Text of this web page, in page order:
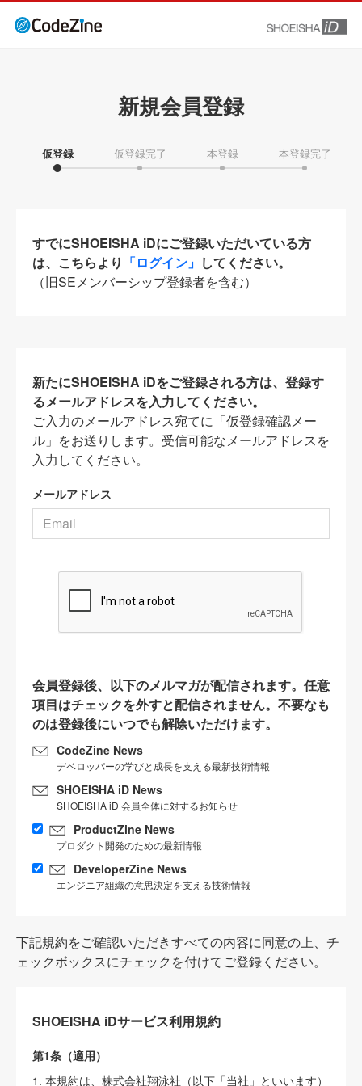
新規会員登録
仮登録 仮登録完了 本登録 本登録完了
すでにSHOEISHA iDにご登録いただいている方
は、こちらより 「ログイン」 してください。
（旧SEメンバーシップ登録者を含む）
新たにSHOEISHA iDをご登録される方は、登録す
るメールアドレスを入力してください。
ご入力のメールアドレス宛てに「仮登録確認メー
ル」をお送りします。受信可能なメールアドレスを
入力してください。
メールアドレス
会員登録後、以下のメルマガが配信されます。任意
項目はチェックを外すと配信されません。不要なも
のは登録後にいつでも解除いただけます。
CodeZine News
デベロッパーの学びと成長を支える最新技術情報
SHOEISHA iD News
SHOEISHA iD 会員全体に対するお知らせ
ProductZine News
プロダクト開発のための最新情報
DeveloperZine News
エンジニア組織の意思決定を支える技術情報
下記規約をご確認いただきすべての内容に同意の上、チ
ェックボックスにチェックを付けてご登録ください。
SHOEISHA iDサービス利用規約
第1条（適用）
1. 本規約は、株式会社翔泳社（以下「当社」といいます）